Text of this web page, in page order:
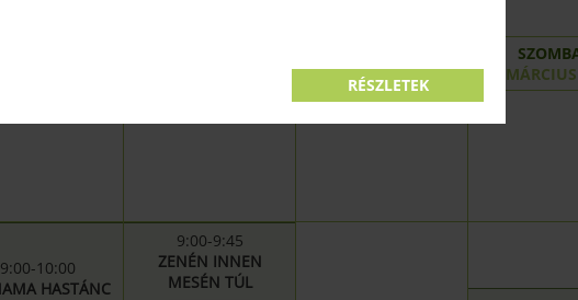
9:00-10:00
HASTÁNC
9:00-9:45
ZENÉN INNEN
MESÉN TÚL
MÁRCIUS 28.
RÉSZLETEK